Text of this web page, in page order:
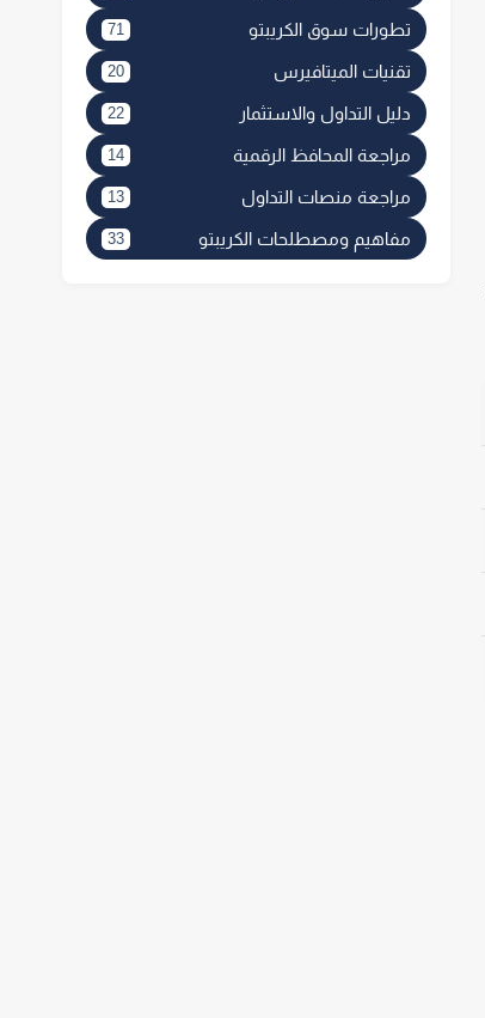
تطورات سوق الكريبتو 71
تقنيات الميتافيرس 20
دليل التداول والاستثمار 22
مراجعة المحافظ الرقمية 14
مراجعة منصات التداول 13
مفاهيم ومصطلحات الكريبتو 33